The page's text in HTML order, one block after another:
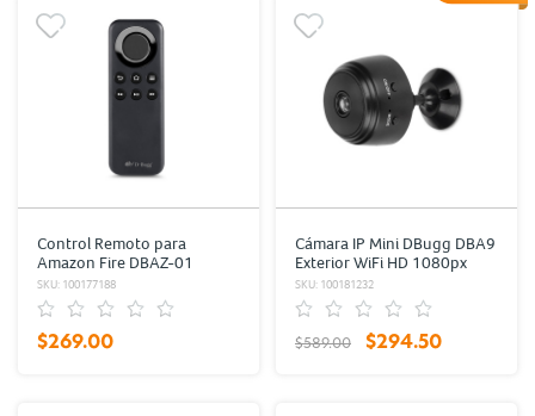
Control Remoto para
Amazon Fire DBAZ-01
DBugg
SKU: 100177188
$269.00
Cámara IP Mini DBugg DBA9
Exterior WiFi HD 1080px
SKU: 100181232
$589.00 $294.50